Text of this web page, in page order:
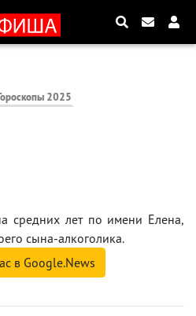
2025
средних лет по имени Елена,
сына-алкоголика.
в Google.News